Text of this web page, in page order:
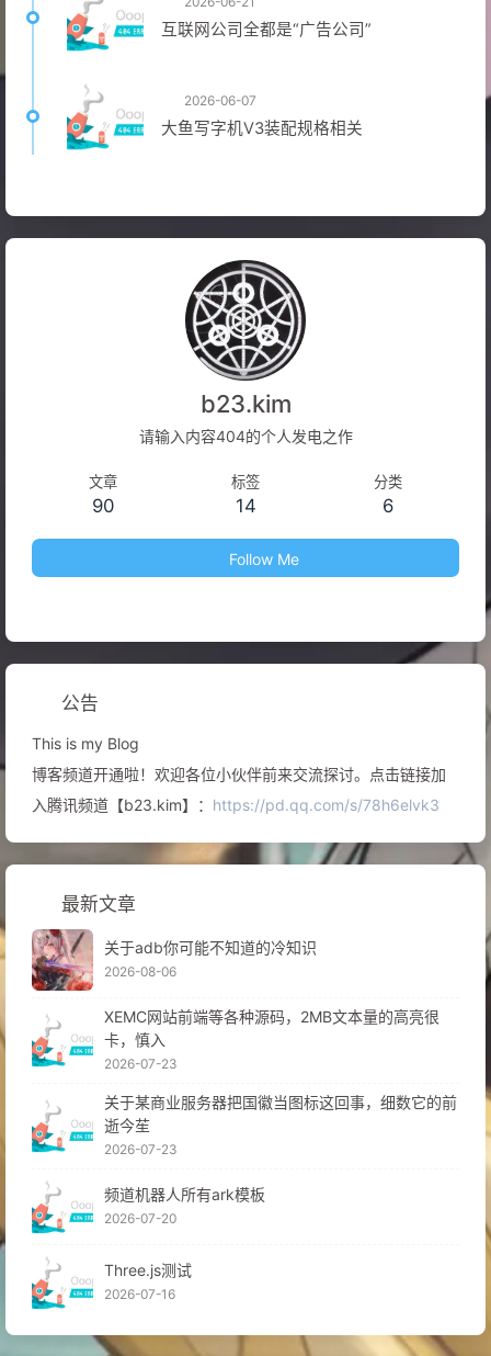
互联网公司全都是“广告公司”
2026-06-07
大鱼写字机V3装配规格相关
b23.kim
请输入内容404的个人发电之作
文章
90
标签
14
分类
6
Follow Me
公告
This is my Blog
博客频道开通啦！欢迎各位小伙伴前来交流探讨。点击链接加
入腾讯频道【b23.kim】： https://pd.qq.com/s/78h6elvk3
最新文章
关于adb你可能不知道的冷知识
2026-08-06
XEMC网站前端等各种源码，2MB文本量的高亮很
卡，慎入
2026-07-23
关于某商业服务器把国徽当图标这回事，细数它的前
逝今苼
2026-07-23
频道机器人所有ark模板
2026-07-20
Three.js测试
2026-07-16